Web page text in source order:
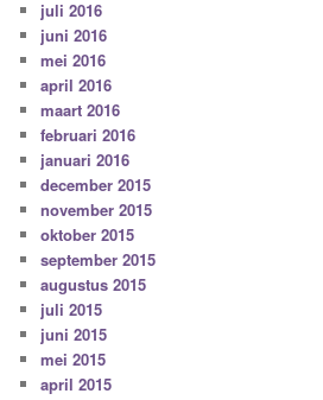
juli 2016
juni 2016
mei 2016
april 2016
maart 2016
februari 2016
januari 2016
december 2015
november 2015
oktober 2015
september 2015
augustus 2015
juli 2015
juni 2015
mei 2015
april 2015